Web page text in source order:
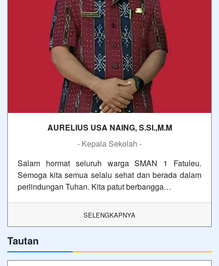
AURELIUS USA NAING, S.SI.,M.M
- Kepala Sekolah -
Salam hormat seluruh warga SMAN 1 Fatuleu.
Semoga kita semua selalu sehat dan berada dalam
perlindungan Tuhan. Kita patut berbangga…
SELENGKAPNYA
Tautan